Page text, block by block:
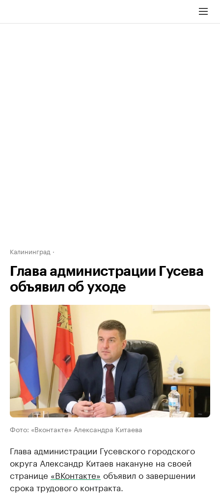
Калининград
Глава администрации Гусева
объявил об уходе
Фото: «Вконтакте» Александра Китаева
Глава администрации Гусевского городского
округа Александр Китаев накануне на своей
странице «ВКонтакте» объявил о завершении
срока трудового контракта.